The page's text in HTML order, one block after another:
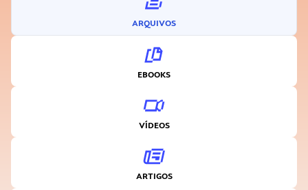
ARQUIVOS
EBOOKS
VÍDEOS
ARTIGOS